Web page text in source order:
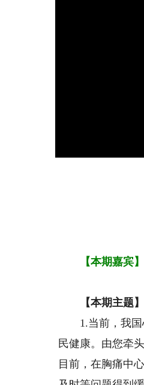
【本期嘉宾
【本期主题】
1.当前，我国心
民健康。由您牵
目前，在胸痛中